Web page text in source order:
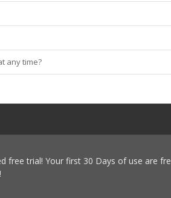
any time?
free trial! Your first 30 Days of use are